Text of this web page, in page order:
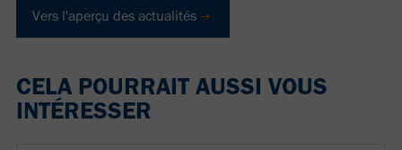
Vers l'aperçu des actualités
CELA POURRAIT AUSSI VOUS
INTÉRESSER